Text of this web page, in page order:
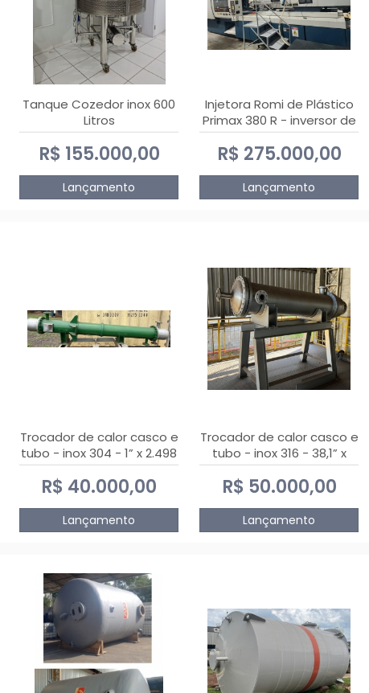
Tanque Cozedor inox 600
Litros
R$ 155.000,00
Lançamento
Injetora Romi de Plástico
Primax 380 R - inversor de
frequência NR 12 - 2008
R$ 275.000,00
Lançamento
Trocador de calor casco e
tubo - inox 304 - 1” x 2.498
mm
R$ 40.000,00
Lançamento
Trocador de calor casco e
tubo - inox 316 - 38,1” x
2.030 mm
R$ 50.000,00
Lançamento